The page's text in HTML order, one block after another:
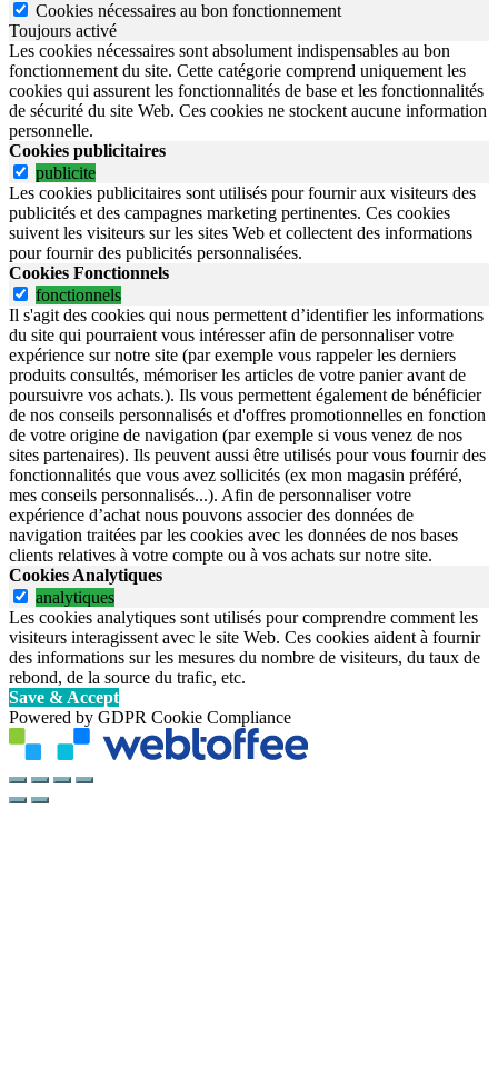
Cookies nécessaires au bon fonctionnement
Toujours activé
Les cookies nécessaires sont absolument indispensables au bon
fonctionnement du site. Cette catégorie comprend uniquement les
cookies qui assurent les fonctionnalités de base et les fonctionnalités
de sécurité du site Web. Ces cookies ne stockent aucune information
personnelle.
Cookies publicitaires
publicite
Les cookies publicitaires sont utilisés pour fournir aux visiteurs des
publicités et des campagnes marketing pertinentes. Ces cookies
suivent les visiteurs sur les sites Web et collectent des informations
pour fournir des publicités personnalisées.
Cookies Fonctionnels
fonctionnels
Il s'agit des cookies qui nous permettent d’identifier les informations
du site qui pourraient vous intéresser afin de personnaliser votre
expérience sur notre site (par exemple vous rappeler les derniers
produits consultés, mémoriser les articles de votre panier avant de
poursuivre vos achats.). Ils vous permettent également de bénéficier
de nos conseils personnalisés et d'offres promotionnelles en fonction
de votre origine de navigation (par exemple si vous venez de nos
sites partenaires). Ils peuvent aussi être utilisés pour vous fournir des
fonctionnalités que vous avez sollicités (ex mon magasin préféré,
mes conseils personnalisés...). Afin de personnaliser votre
expérience d’achat nous pouvons associer des données de
navigation traitées par les cookies avec les données de nos bases
clients relatives à votre compte ou à vos achats sur notre site.
Cookies Analytiques
analytiques
Les cookies analytiques sont utilisés pour comprendre comment les
visiteurs interagissent avec le site Web. Ces cookies aident à fournir
des informations sur les mesures du nombre de visiteurs, du taux de
rebond, de la source du trafic, etc.
Save & Accept
Powered by GDPR Cookie Compliance